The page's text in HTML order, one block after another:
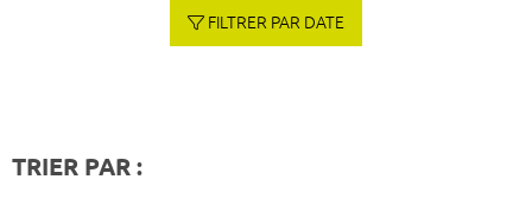
FILTRER PAR DATE
TRIER PAR :